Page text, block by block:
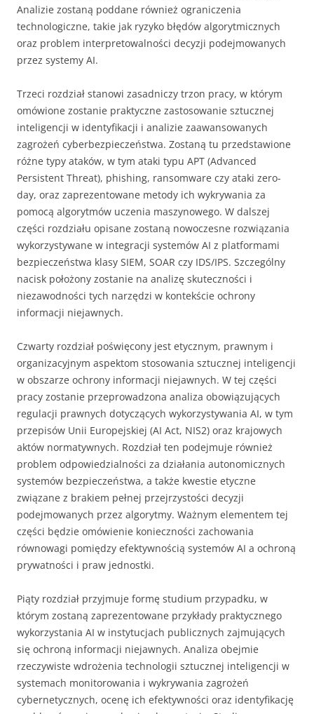
Analizie zostaną poddane również ograniczenia
technologiczne, takie jak ryzyko błędów algorytmicznych
oraz problem interpretowalności decyzji podejmowanych
przez systemy AI.
Trzeci rozdział stanowi zasadniczy trzon pracy, w którym
omówione zostanie praktyczne zastosowanie sztucznej
inteligencji w identyfikacji i analizie zaawansowanych
zagrożeń cyberbezpieczeństwa. Zostaną tu przedstawione
różne typy ataków, w tym ataki typu APT (Advanced
Persistent Threat), phishing, ransomware czy ataki zero-
day, oraz zaprezentowane metody ich wykrywania za
pomocą algorytmów uczenia maszynowego. W dalszej
części rozdziału opisane zostaną nowoczesne rozwiązania
wykorzystywane w integracji systemów AI z platformami
bezpieczeństwa klasy SIEM, SOAR czy IDS/IPS. Szczególny
nacisk położony zostanie na analizę skuteczności i
niezawodności tych narzędzi w kontekście ochrony
informacji niejawnych.
Czwarty rozdział poświęcony jest etycznym, prawnym i
organizacyjnym aspektom stosowania sztucznej inteligencji
w obszarze ochrony informacji niejawnych. W tej części
pracy zostanie przeprowadzona analiza obowiązujących
regulacji prawnych dotyczących wykorzystywania AI, w tym
przepisów Unii Europejskiej (AI Act, NIS2) oraz krajowych
aktów normatywnych. Rozdział ten podejmuje również
problem odpowiedzialności za działania autonomicznych
systemów bezpieczeństwa, a także kwestie etyczne
związane z brakiem pełnej przejrzystości decyzji
podejmowanych przez algorytmy. Ważnym elementem tej
części będzie omówienie konieczności zachowania
równowagi pomiędzy efektywnością systemów AI a ochroną
prywatności i praw jednostki.
Piąty rozdział przyjmuje formę studium przypadku, w
którym zostaną zaprezentowane przykłady praktycznego
wykorzystania AI w instytucjach publicznych zajmujących
się ochroną informacji niejawnych. Analiza obejmie
rzeczywiste wdrożenia technologii sztucznej inteligencji w
systemach monitorowania i wykrywania zagrożeń
cybernetycznych, ocenę ich efektywności oraz identyfikację